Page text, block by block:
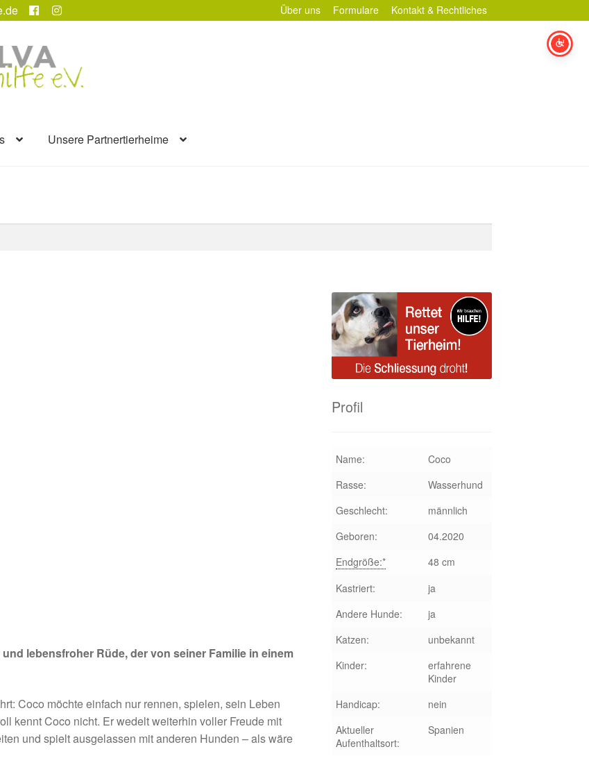
Über uns Formulare Kontakt & Rechtliches
Unsere Partnertierheime
lebensfroher Rüde, der von seiner Familie in einem
Coco möchte einfach nur rennen, spielen, sein Leben
kennt Coco nicht. Er wedelt weiterhin voller Freude mit
und spielt ausgelassen mit anderen Hunden – als wäre
Profil
Name:
Coco
Rasse:
Wasserhund
Geschlecht:
männlich
Geboren:
04.2020
Endgröße:*
48 cm
Kastriert:
ja
Andere Hunde:
ja
Katzen:
unbekannt
Kinder:
erfahrene
Kinder
Handicap:
nein
Aktueller
Aufenthaltsort:
Spanien